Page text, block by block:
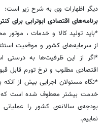
دیگر اظهارات وی به شرح زیر است:
برنامه‌های اقتصادی ابوترابی برای
*باید تولید کالا و خدمات ، موتور
از سرمایه‌های کشور و موقعیت
*اگر از این ظرفیت‌ها به درستی
اقتصادی مطلوب و نرخ تورم قابل
*نگاه مسئولان اجرایی بیش از
خدمت بیشتر معطوف شده است که
بودجه‌ی سالانه‌ی کشور را
نماییم.